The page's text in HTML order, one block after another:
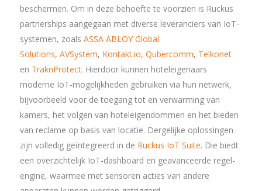
beschermen. Om in deze behoefte te voorzien is Ruckus
partnerships aangegaan met diverse leveranciers van IoT-
systemen, zoals ASSA ABLOY Global
Solutions, AVSystem, Kontakt.io, Qubercomm, Telkonet
en TraknProtect. Hierdoor kunnen hoteleigenaars
moderne IoT-mogelijkheden gebruiken via hun netwerk,
bijvoorbeeld voor de toegang tot en verwarming van
kamers, het volgen van hoteleigendommen en het bieden
van reclame op basis van locatie. Dergelijke oplossingen
zijn volledig geïntegreerd in de Ruckus IoT Suite. Die biedt
een overzichtelijk IoT-dashboard en geavanceerde regel-
engine, waarmee met sensoren acties van andere